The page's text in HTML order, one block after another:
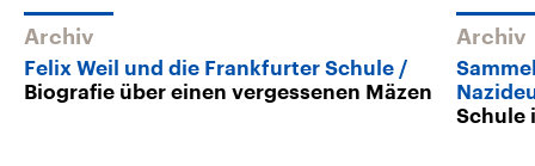
Archiv
Felix Weil und die Frankfurter Schule
Biografie über einen vergessenen Mäzen
Archiv
Schule